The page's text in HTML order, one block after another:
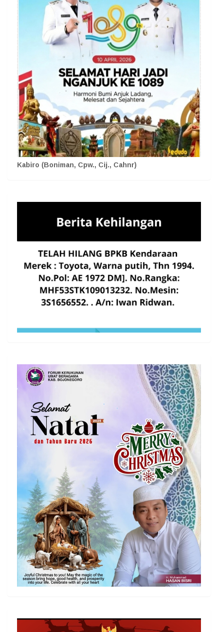
Kabiro (Boniman, Cpw., Cij., Cahnr)